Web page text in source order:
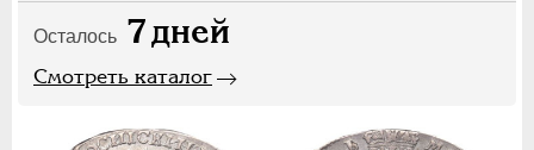
Осталось 7дней
Смотреть каталог